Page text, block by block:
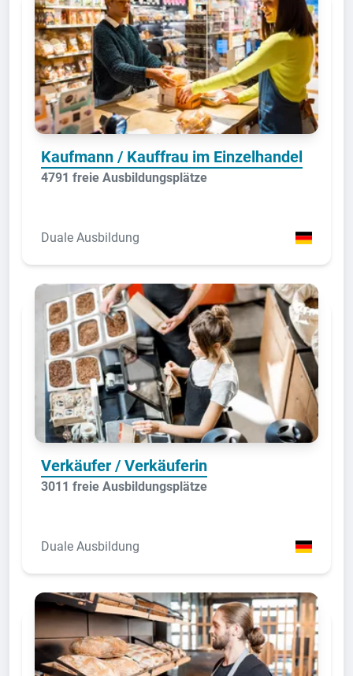
Kaufmann / Kauffrau im Einzelhandel
4791 freie Ausbildungsplätze
Duale Ausbildung
Verkäufer / Verkäuferin
3011 freie Ausbildungsplätze
Duale Ausbildung